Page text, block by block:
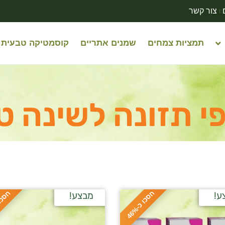
צור קשר
תמציות צמחים שמנים אתריים קוסמטיקה טבעית
תזונה לשינה
ח
ס
כ
ו
כ
-
4
6
% מבצע!